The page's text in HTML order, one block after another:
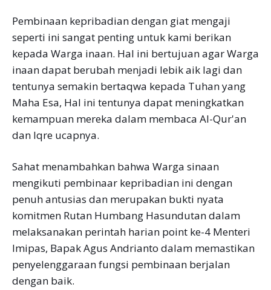
Pembinaan kepribadian dengan giat mengaji
seperti ini sangat penting untuk kami berikan
kepada Warga inaan. Hal ini bertujuan agar Warga
inaan dapat berubah menjadi lebik aik lagi dan
tentunya semakin bertaqwa kepada Tuhan yang
Maha Esa, Hal ini tentunya dapat meningkatkan
kemampuan mereka dalam membaca Al-Qur'an
dan lqre ucapnya.
Sahat menambahkan bahwa Warga sinaan
mengikuti pembinaar kepribadian ini dengan
penuh antusias dan merupakan bukti nyata
komitmen Rutan Humbang Hasundutan dalam
melaksanakan perintah harian point ke-4 Menteri
Imipas, Bapak Agus Andrianto dalam memastikan
penyelenggaraan fungsi pembinaan berjalan
dengan baik.